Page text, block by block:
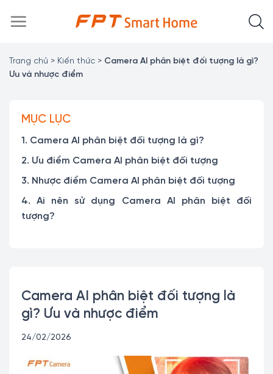
đến
Trang chủ > Kiến thức > Camera AI phân biệt đối tượng là gì?
Ưu và nhược điểm
Camera AI phân biệt đối tượng là
gì? Ưu và nhược điểm
24/02/2026
MỤC LỤC
1. Camera AI phân biệt đối tượng là gì?
2. Ưu điểm Camera AI phân biệt đối tượng
3. Nhược điểm Camera AI phân biệt đối tượng
4. Ai nên sử dụng Camera AI phân biệt đối
tượng?